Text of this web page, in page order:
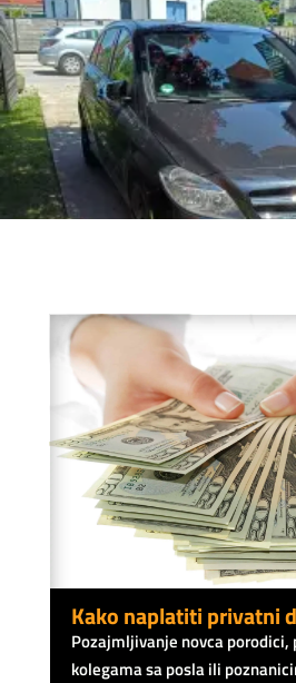
Kako naplatiti privatni
Pozajmljivanje novca
kolegama sa posla ili